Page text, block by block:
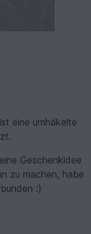
eine umhäkelte
Geschenkidee
zu machen, habe
:)